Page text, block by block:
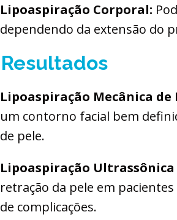
Lipoaspiração Corporal:
dependendo da extensão do
Resultados
Lipoaspiração Mecânica de
um contorno facial bem
de pele.
Lipoaspiração Ultrassônica
retração da pele em
de complicações.